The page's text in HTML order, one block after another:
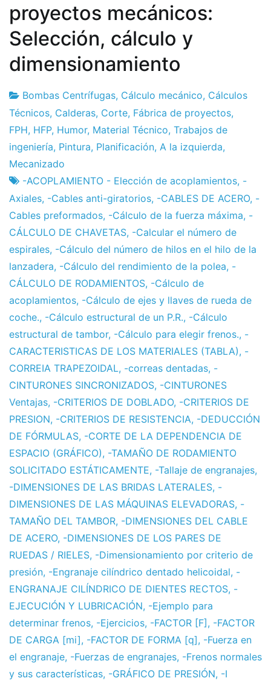
proyectos mecánicos:
Selección, cálculo y
dimensionamiento
Fábrica
de
proyectos
7
el
diciembre
el
2012
Bombas Centrífugas, Cálculo mecánico, Cálculos
Técnicos, Calderas, Corte, Fábrica de proyectos,
FPH, HFP, Humor, Material Técnico, Trabajos de
ingeniería, Pintura, Planificación, A la izquierda,
Mecanizado
-ACOPLAMIENTO - Elección de acoplamientos, -
Axiales, -Cables anti-giratorios, -CABLES DE ACERO, -
Cables preformados, -Cálculo de la fuerza máxima, -
CÁLCULO DE CHAVETAS, -Calcular el número de
espirales, -Cálculo del número de hilos en el hilo de la
lanzadera, -Cálculo del rendimiento de la polea, -
CÁLCULO DE RODAMIENTOS, -Cálculo de
acoplamientos, -Cálculo de ejes y llaves de rueda de
coche., -Cálculo estructural de un P.R., -Cálculo
estructural de tambor, -Cálculo para elegir frenos., -
CARACTERISTICAS DE LOS MATERIALES (TABLA), -
CORREIA TRAPEZOIDAL, -correas dentadas, -
CINTURONES SINCRONIZADOS, -CINTURONES
Ventajas, -CRITERIOS DE DOBLADO, -CRITERIOS DE
PRESION, -CRITERIOS DE RESISTENCIA, -DEDUCCIÓN
DE FÓRMULAS, -CORTE DE LA DEPENDENCIA DE
ESPACIO (GRÁFICO), -TAMAÑO DE RODAMIENTO
SOLICITADO ESTÁTICAMENTE, -Tallaje de engranajes,
-DIMENSIONES DE LAS BRIDAS LATERALES, -
DIMENSIONES DE LAS MÁQUINAS ELEVADORAS, -
TAMAÑO DEL TAMBOR, -DIMENSIONES DEL CABLE
DE ACERO, -DIMENSIONES DE LOS PARES DE
RUEDAS / RIELES, -Dimensionamiento por criterio de
presión, -Engranaje cilíndrico dentado helicoidal, -
ENGRANAJE CILÍNDRICO DE DIENTES RECTOS, -
EJECUCIÓN Y LUBRICACIÓN, -Ejemplo para
determinar frenos, -Ejercicios, -FACTOR [F] , -FACTOR
DE CARGA [mi], -FACTOR DE FORMA [q], -Fuerza en
el engranaje, -Fuerzas de engranajes, -Frenos normales
y sus características, -GRÁFICO DE PRESIÓN, -I